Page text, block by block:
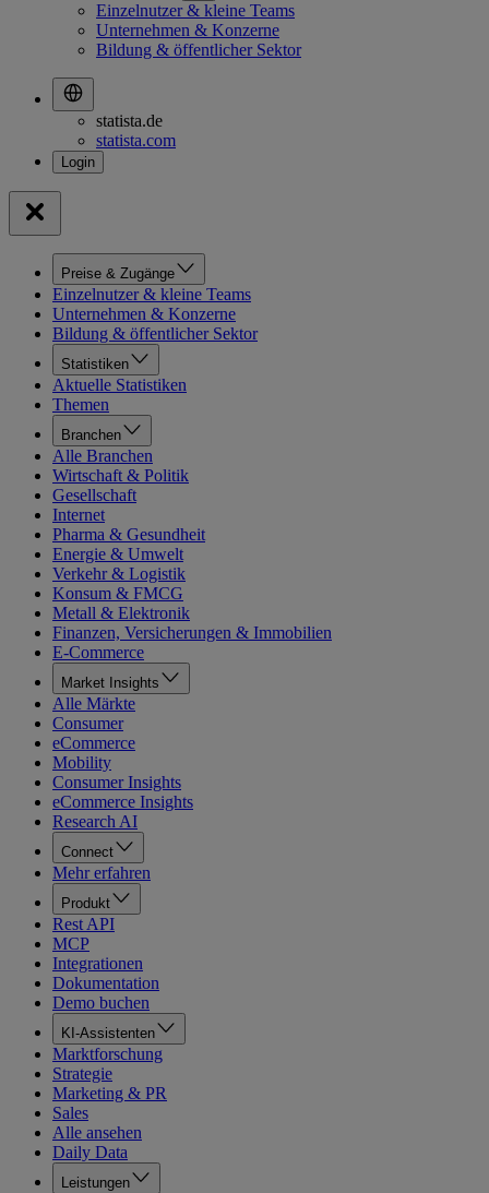
Einzelnutzer & kleine Teams
Unternehmen & Konzerne
Bildung & öffentlicher Sektor
statista.de
statista.com
Preise & Zugänge
Einzelnutzer & kleine Teams
Unternehmen & Konzerne
Bildung & öffentlicher Sektor
Statistiken
Aktuelle Statistiken
Themen
Branchen
Alle Branchen
Wirtschaft & Politik
Gesellschaft
Internet
Pharma & Gesundheit
Energie & Umwelt
Verkehr & Logistik
Konsum & FMCG
Metall & Elektronik
Finanzen, Versicherungen & Immobilien
E-Commerce
Market Insights
Alle Märkte
Consumer
eCommerce
Mobility
Consumer Insights
eCommerce Insights
Research AI
Connect
Mehr erfahren
Produkt
Rest API
MCP
Integrationen
Dokumentation
Demo buchen
KI-Assistenten
Marktforschung
Strategie
Marketing & PR
Sales
Alle ansehen
Daily Data
Leistungen